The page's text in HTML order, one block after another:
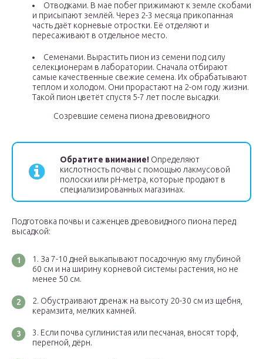
Отводками. В мае побег прижимают к земле скобами
и присыпают землёй. Через 2-3 месяца прикопанная
часть даёт корневые отростки. Её отделяют и
пересаживают в отдельное место.
Семенами. Вырастить пион из семени под силу
селекционерам в лаборатории. Сначала отбирают
самые качественные свежие семена. Их обрабатывают
теплом и холодом. Они прорастают на 2-ом году жизни.
Такой пион цветёт спустя 5-7 лет после высадки.
Созревшие семена пиона древовидного
Обратите внимание! Определяют
кислотность почвы с помощью лакмусовой
полоски или рН-метра, которые продают в
специализированных магазинах.
Подготовка почвы и саженцев древовидного пиона перед
высадкой:
За 7-10 дней выкапывают посадочную яму глубиной
60 см и на ширину корневой системы растения, но не
менее 50 см.
Обустраивают дренаж на высоту 20-30 см из щебня,
керамзита, мелких камней.
Если почва суглинистая или песчаная, вносят торф,
перегной, дёрн.